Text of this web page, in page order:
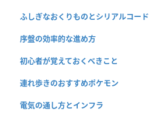
ふしぎなおくりものとシリアルコード
序盤の効率的な進め方
初心者が覚えておくべきこと
連れ歩きのおすすめポケモン
電気の通し方とインフラ